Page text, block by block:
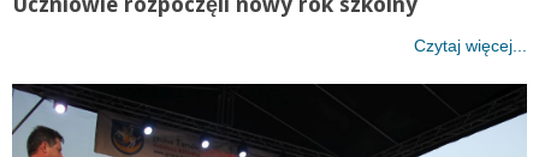
Czytaj więcej...